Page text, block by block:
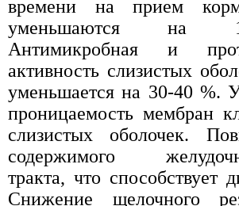
времени на прием
уменьшаются на
Антимикробная и
активность слизистых
уменьшается на 30-40 %.
проницаемость мембран
слизистых оболочек.
содержимого
тракта, что способствует
Снижение щелочного